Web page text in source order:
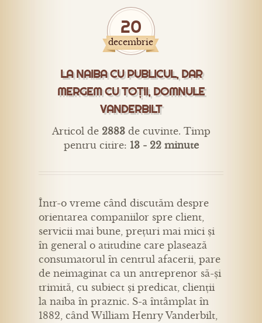
20
decembrie
LA NAIBA CU PUBLICUL, DAR
MERGEM CU TOȚII, DOMNULE
VANDERBILT
Articol de 2883de cuvinte. Timp
pentru citire: 13 - 22 minute
Într-o vreme când discutăm despre
orientarea companiilor spre client,
servicii mai bune, prețuri mai mici și
în general o atitudine care plasează
consumatorul în centrul afacerii, pare
de neimaginat ca un antreprenor să-și
trimită, cu subiect și predicat, clienții
la naiba în praznic. S-a întâmplat în
1882, când William Henry Vanderbilt,